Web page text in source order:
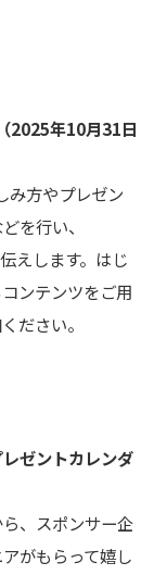
2025年10月31日
み方やプレゼン
を行い、
えします。はじ
ンテンツをご用
ださい。
ゼントカレンダ
、スポンサー企
がもらって嬉し